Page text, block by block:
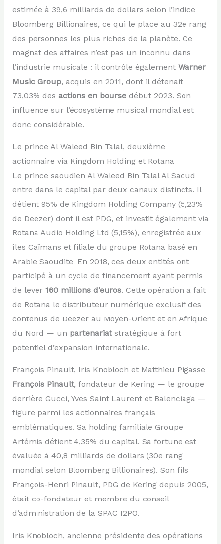
estimée à 39,6 milliards de dollars selon l’indice
Bloomberg Billionaires, ce qui le place au 32e rang
des personnes les plus riches de la planète. Ce
magnat des affaires n’est pas un inconnu dans
l’industrie musicale : il contrôle également Warner
Music Group, acquis en 2011, dont il détenait
73,03% des actions en boursedébut 2023. Son
influence sur l’écosystème musical mondial est
donc considérable.
Le prince Al Waleed Bin Talal, deuxième
actionnaire via Kingdom Holding et Rotana
Le prince saoudien Al Waleed Bin Talal Al Saoud
entre dans le capital par deux canaux distincts. Il
détient 95% de Kingdom Holding Company (5,23%
de Deezer) dont il est PDG, et investit également via
Rotana Audio Holding Ltd (5,15%), enregistrée aux
îles Caïmans et filiale du groupe Rotana basé en
Arabie Saoudite. En 2018, ces deux entités ont
participé à un cycle de financement ayant permis
de lever 160 millions d’euros. Cette opération a fait
de Rotana le distributeur numérique exclusif des
contenus de Deezer au Moyen-Orient et en Afrique
du Nord — un partenariatstratégique à fort
potentiel d’expansion internationale.
François Pinault, Iris Knobloch et Matthieu Pigasse
François Pinault, fondateur de Kering — le groupe
derrière Gucci, Yves Saint Laurent et Balenciaga —
figure parmi les actionnaires français
emblématiques. Sa holding familiale Groupe
Artémis détient 4,35% du capital. Sa fortune est
évaluée à 40,8 milliards de dollars (30e rang
mondial selon Bloomberg Billionaires). Son fils
François-Henri Pinault, PDG de Kering depuis 2005,
était co-fondateur et membre du conseil
d’administration de la SPAC I2PO.
Iris Knobloch, ancienne présidente des opérations